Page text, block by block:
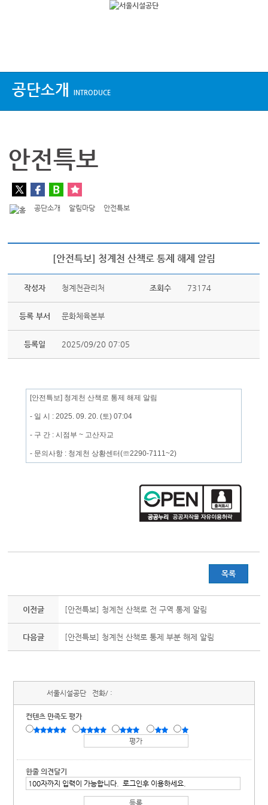
공단소개 INTRODUCE
안전특보
공단소개 알림마당 안전특보
[안전특보] 청계천 산책로 통제 해제 알림
작성자 청계천관리처 조회수 73174
등록 부서 문화체육본부
등록일 2025/09/20 07:05
[안전특보] 청계천 산책로 통제 해제 알림
- 일 시 : 2025. 09. 20. (토) 07:04
- 구 간 : 시점부 ~ 고산자교
- 문의사항 : 청계천 상황센터(☏2290-7111~2)
목록
이전글 [안전특보] 청계천 산책로 전 구역 통제 알림
다음글 [안전특보] 청계천 산책로 통제 부분 해제 알림
서울시설공단 전화/ :
컨텐츠 만족도 평가
한줄 의견달기